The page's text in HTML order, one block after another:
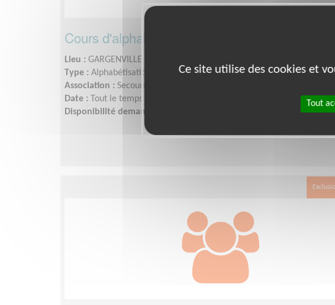
Cours d'alphabétisation auprès de demandeurs
Lieu : GARGENVILLE (78440)
Type : Alphabétisation, Français Langue Étrangère
Association : Secours Catholique - Yvelines
Date : Tout le temps
Disponibilité demandée :
Ce site utilise des cookies et
Tout